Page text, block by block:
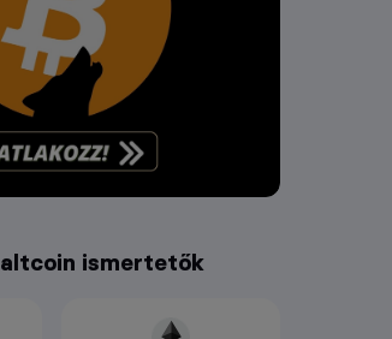
ismertetők